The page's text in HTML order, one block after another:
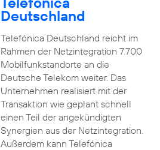
Deutschland
Telefónica Deutschland reicht im
Rahmen der Netzintegration 7.700
Mobilfunkstandorte an die
Deutsche Telekom weiter. Das
Unternehmen realisiert mit der
Transaktion wie geplant schnell
einen Teil der angekündigten
Synergien aus der Netzintegration.
Außerdem kann Telefónica